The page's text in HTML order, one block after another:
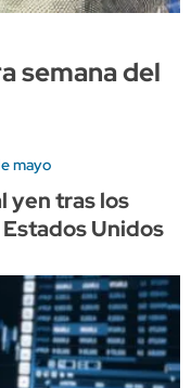
semana del
mayo
yen tras los
Unidos